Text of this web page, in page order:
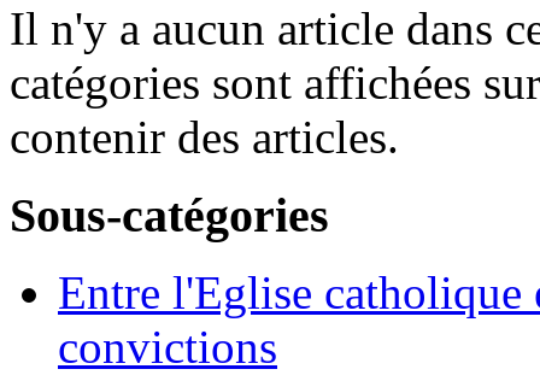
Il n'y a aucun article dans
catégories sont affichées
contenir des articles.
Sous-catégories
Entre l'Eglise catholique
convictions